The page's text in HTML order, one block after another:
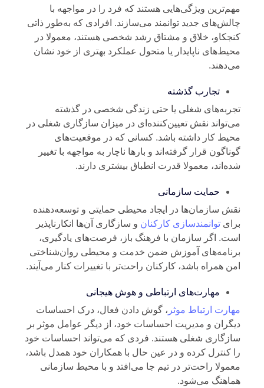
ویژگی‌هایی هستند که فرد را در مواجهه با
جدید توانمند می‌سازند. افرادی که به‌طور ذاتی
خلاق و مشتاق رشد شخصی هستند، معمولا در
ناپایدار یا متحول عملکرد بهتری از خود نشان
تجارب گذشته
شغلی یا حتی زندگی شخصی در گذشته
نقش تعیین‌کننده‌ای در میزان سازگاری شغلی در
کار داشته باشد. کسانی که در موقعیت‌های
قرار گرفته‌اند و بارها ناچار به مواجهه با تغییر
معمولا قدرت انطباق بیشتری دارند.
حمایت سازمانی
سازمان‌ها در ایجاد محیطی حمایتی و توسعه‌دهنده
توانمندسازی کارکنانو سازگاری آن‌ها انکارناپذیر
اگر سازمان با فرهنگ باز، فرصت‌های یادگیری،
آموزش ضمن خدمت و محیطی روان‌شناختی
همراه باشد، کارکنان راحت‌تر با تغییرات کنار می‌آیند.
مهارت‌های ارتباطی و هوش هیجانی
ارتباط موثر، گوش دادن فعال، درک احساسات
و مدیریت احساسات خود، از دیگر عوامل موثر بر
شغلی هستند. فردی که می‌تواند احساسات خود
کنترل کرده و در عین حال با همکاران خود همدل باشد،
راحت‌تر در تیم جا می‌افتد و با محیط سازمانی
می‌شود.